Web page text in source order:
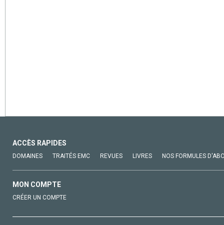
ACCÈS RAPIDES
DOMAINES TRAITÉS EMC REVUES LIVRES NOS FORMULES
MON COMPTE
CRÉER UN COMPTE